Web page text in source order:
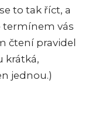
to tak říct, a
termínem vás
čtení pravidel
krátká,
jednou.)